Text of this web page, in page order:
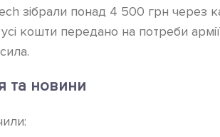
зібрали понад 4 500 грн через
кошти передано на потреби
та новини